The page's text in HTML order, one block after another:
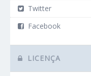
Twitter
Facebook
LICENÇA